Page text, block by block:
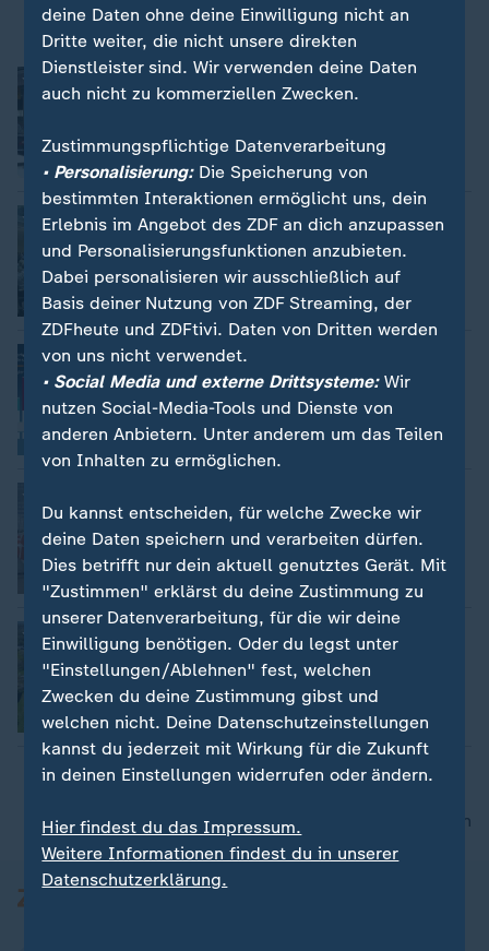
Geiselnahme in Sinzig
Anna Duda
Video 2:22
Bundesrat stoppt Entlastungsprämie
Lars Bohnsack
Video1:59
Hohe Unzufriedenheit mit der
Bundesregierung
Julia Schröter
Video 1:52
Thomas Münten
Bundeswehr fordert Flächen zurück
Winnie Heescher
Video2:05
nach oben
deine Daten ohne deine Einwilligung nicht an
Dritte weiter, die nicht unsere direkten
Dienstleister sind. Wir verwenden deine Daten
auch nicht zu kommerziellen Zwecken.
Zustimmungspflichtige Datenverarbeitung
• Personalisierung:Die Speicherung von
bestimmten Interaktionen ermöglicht uns, dein
Erlebnis im Angebot des ZDF an dich anzupassen
und Personalisierungsfunktionen anzubieten.
Dabei personalisieren wir ausschließlich auf
Basis deiner Nutzung von ZDF Streaming, der
ZDFheute und ZDFtivi. Daten von Dritten werden
von uns nicht verwendet.
• Social Media und externe Drittsysteme:Wir
nutzen Social-Media-Tools und Dienste von
anderen Anbietern. Unter anderem um das Teilen
von Inhalten zu ermöglichen.
Du kannst entscheiden, für welche Zwecke wir
deine Daten speichern und verarbeiten dürfen.
Dies betrifft nur dein aktuell genutztes Gerät. Mit
"Zustimmen" erklärst du deine Zustimmung zu
unserer Datenverarbeitung, für die wir deine
Einwilligung benötigen. Oder du legst unter
"Einstellungen/Ablehnen" fest, welchen
Zwecken du deine Zustimmung gibst und
welchen nicht. Deine Datenschutzeinstellungen
kannst du jederzeit mit Wirkung für die Zukunft
in deinen Einstellungen widerrufen oder ändern.
Hier findest du das Impressum.
Weitere Informationen findest du in unserer
Datenschutzerklärung.